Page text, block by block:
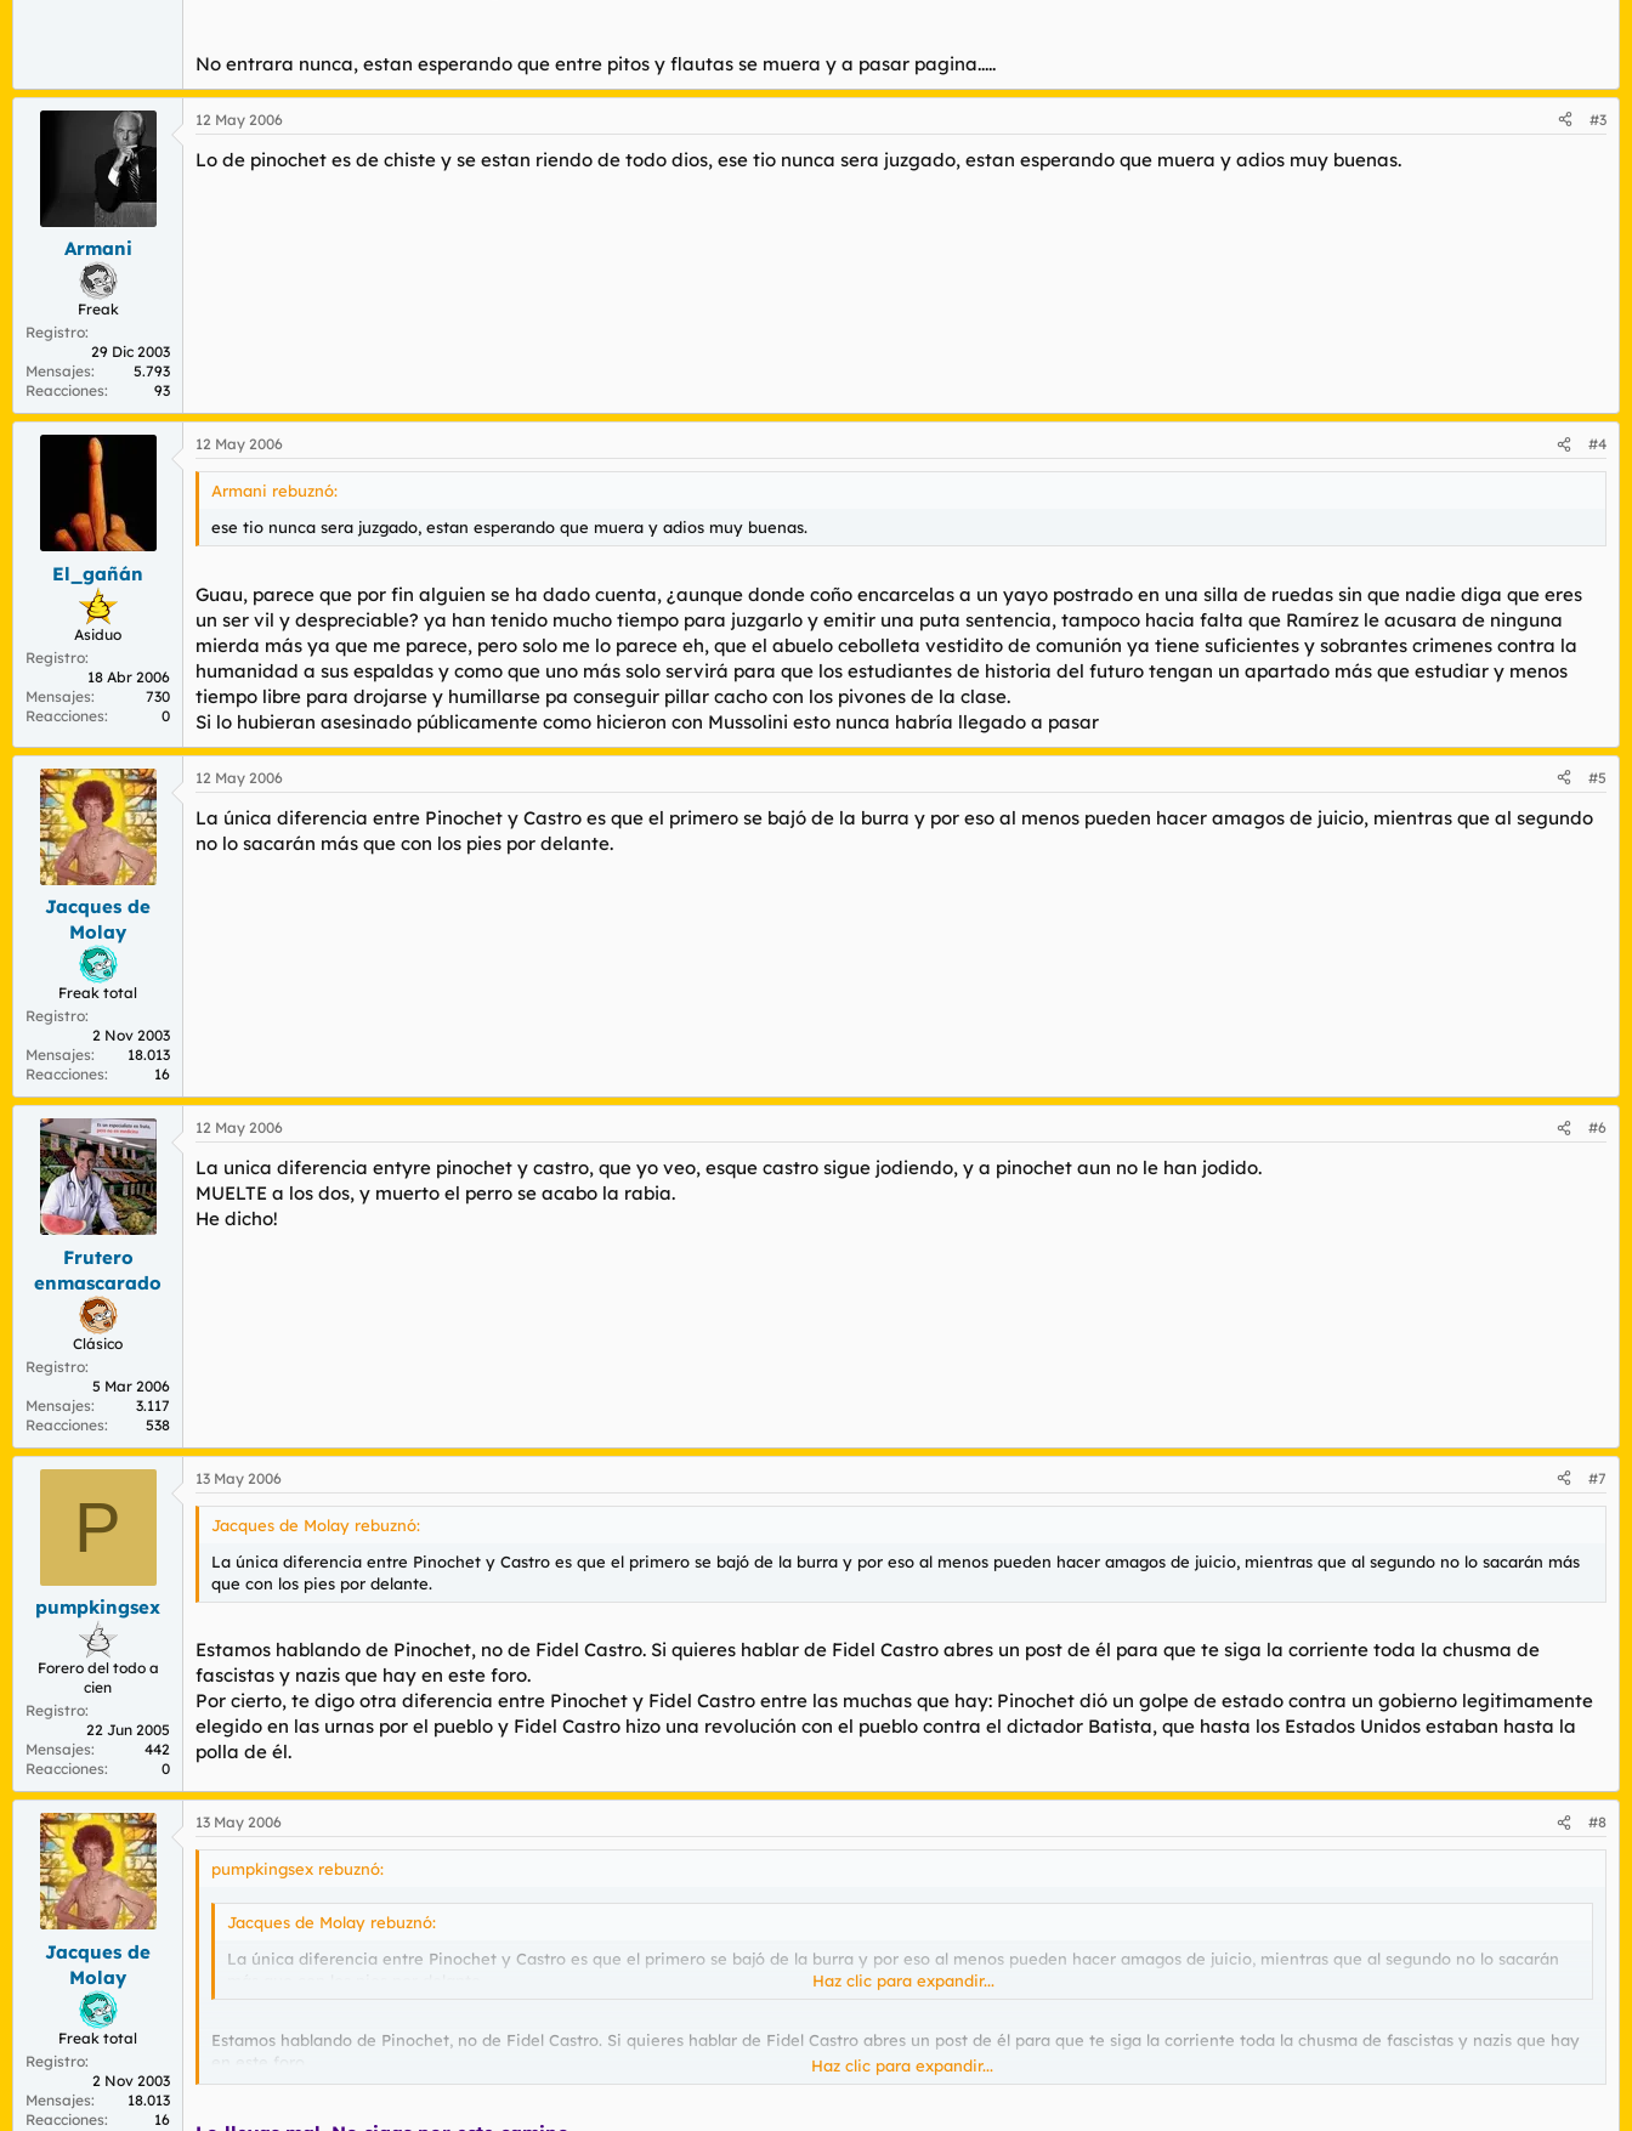
No entrara nunca, estan esperando que entre pitos y flautas se muera y a pasar pagina.....
Armani
Freak
Registro
29 Dic 2003
Mensajes
5.793
Reacciones
93
12 May 2006 #3
Lo de pinochet es de chiste y se estan riendo de todo dios, ese tio nunca sera juzgado, estan esperando que muera y adios muy buenas.
El_gañán
Asiduo
Registro
18 Abr 2006
Mensajes
730
Reacciones
0
12 May 2006 #4
Armani rebuznó:
ese tio nunca sera juzgado, estan esperando que muera y adios muy buenas.
Guau, parece que por fin alguien se ha dado cuenta, ¿aunque donde coño encarcelas a un yayo postrado en una silla de ruedas sin que nadie diga que eres
un ser vil y despreciable? ya han tenido mucho tiempo para juzgarlo y emitir una puta sentencia, tampoco hacia falta que Ramírez le acusara de ninguna
mierda más ya que me parece, pero solo me lo parece eh, que el abuelo cebolleta vestidito de comunión ya tiene suficientes y sobrantes crimenes contra la
humanidad a sus espaldas y como que uno más solo servirá para que los estudiantes de historia del futuro tengan un apartado más que estudiar y menos
tiempo libre para drojarse y humillarse pa conseguir pillar cacho con los pivones de la clase.
Si lo hubieran asesinado públicamente como hicieron con Mussolini esto nunca habría llegado a pasar
Jacques de
Molay
Freak total
Registro
2 Nov 2003
Mensajes
18.013
Reacciones
16
12 May 2006 #5
La única diferencia entre Pinochet y Castro es que el primero se bajó de la burra y por eso al menos pueden hacer amagos de juicio, mientras que al segundo
no lo sacarán más que con los pies por delante.
Frutero
enmascarado
Clásico
Registro
5 Mar 2006
Mensajes
3.117
Reacciones
538
12 May 2006 #6
La unica diferencia entyre pinochet y castro, que yo veo, esque castro sigue jodiendo, y a pinochet aun no le han jodido.
MUELTE a los dos, y muerto el perro se acabo la rabia.
He dicho!
P
pumpkingsex
Forero del todo a
cien
Registro
22 Jun 2005
Mensajes
442
Reacciones
0
13 May 2006 #7
Jacques de Molay rebuznó:
La única diferencia entre Pinochet y Castro es que el primero se bajó de la burra y por eso al menos pueden hacer amagos de juicio, mientras que al segundo no lo sacarán más
que con los pies por delante.
Estamos hablando de Pinochet, no de Fidel Castro. Si quieres hablar de Fidel Castro abres un post de él para que te siga la corriente toda la chusma de
fascistas y nazis que hay en este foro.
Por cierto, te digo otra diferencia entre Pinochet y Fidel Castro entre las muchas que hay: Pinochet dió un golpe de estado contra un gobierno legitimamente
elegido en las urnas por el pueblo y Fidel Castro hizo una revolución con el pueblo contra el dictador Batista, que hasta los Estados Unidos estaban hasta la
polla de él.
Jacques de
Molay
Freak total
Registro
2 Nov 2003
Mensajes
18.013
Reacciones
16
13 May 2006 #8
pumpkingsex rebuznó:
Jacques de Molay rebuznó:
La única diferencia entre Pinochet y Castro es que el primero se bajó de la burra y por eso al menos pueden hacer amagos de juicio, mientras que al segundo no lo sacarán
Haz clic para expandir...
Estamos hablando de Pinochet, no de Fidel Castro. Si quieres hablar de Fidel Castro abres un post de él para que te siga la corriente toda la chusma de fascistas y nazis que hay
en este foro.
Por cierto, te digo otra diferencia entre Pinochet y Fidel Castro entre las muchas que hay: Pinochet dió un golpe de estado contra un gobierno legitimamente elegido en las urnas
Haz clic para expandir...